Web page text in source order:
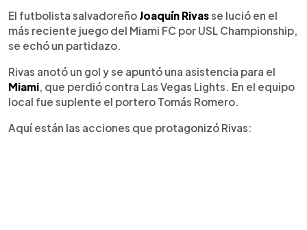
► Escuchar artículo
El futbolista salvadoreño Joaquín Rivasse lució en el
más reciente juego del Miami FC por USL Championship,
se echó un partidazo.
Rivas anotó un gol y se apuntó una asistencia para el
Miami, que perdió contra Las Vegas Lights. En el equipo
local fue suplente el portero Tomás Romero.
Aquí están las acciones que protagonizó Rivas: